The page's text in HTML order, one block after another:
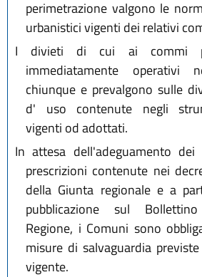
perimetrazione valgono le
urbanistici vigenti dei relativi
I divieti di cui ai commi
immediatamente operativi
chiunque e prevalgono sulle
d' uso contenute negli
vigenti od adottati.
In attesa dell'adeguamento
prescrizioni contenute nei
della Giunta regionale e a
pubblicazione sul
Regione, i Comuni sono
misure di salvaguardia
vigente.